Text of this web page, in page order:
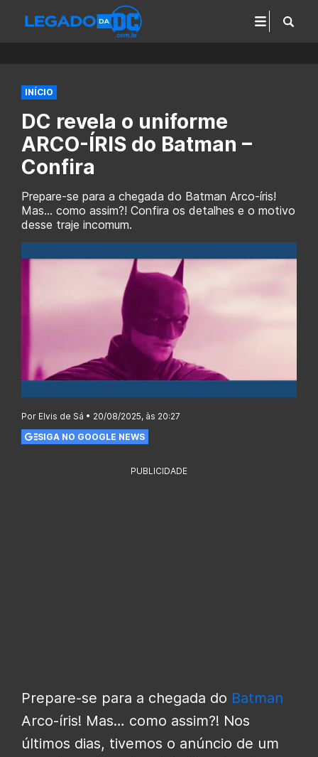
INÍCIO
DC revela o uniforme
ARCO-ÍRIS do Batman –
Confira
Prepare-se para a chegada do Batman Arco-íris!
Mas... como assim?! Confira os detalhes e o motivo
desse traje incomum.
Por Elvis de Sá • 20/08/2025, às 20:27
SIGA NO GOOGLE NEWS
PUBLICIDADE
Prepare-se para a chegada do Batman
Arco-íris! Mas… como assim?! Nos
últimos dias, tivemos o anúncio de um